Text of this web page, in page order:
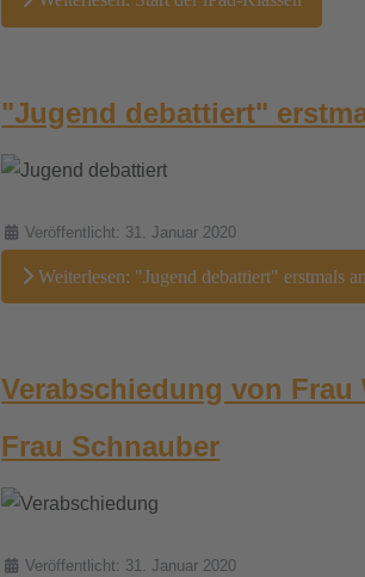
"Jugend debattiert"
DetailsVeröffentlicht: 31. Januar 2020
Weiterlesen: "Jugend debattiert" erstmals
Verabschiedung von
Frau Schnauber
DetailsVeröffentlicht: 31. Januar 2020